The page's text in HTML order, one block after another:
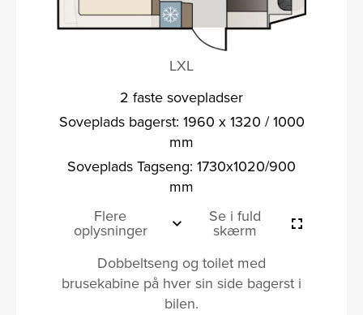
LXL
2 faste sovepladser
Soveplads bagerst: 1960 x 1320 / 1000
mm
Soveplads Tagseng: 1730x1020/900
mm
Flere
oplysninger
Se i fuld
skærm
Dobbeltseng og toilet med
brusekabine på hver sin side bagerst i
bilen.